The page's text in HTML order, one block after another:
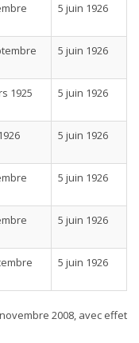
5 juin 1926
5 juin 1926
1925 5 juin 1926
5 juin 1926
5 juin 1926
5 juin 1926
5 juin 1926
2008, avec effet